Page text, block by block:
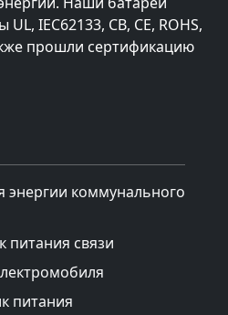
IEC62133, CB, CE, ROHS,
прошли сертификацию
энергии коммунального
питания связи
питания